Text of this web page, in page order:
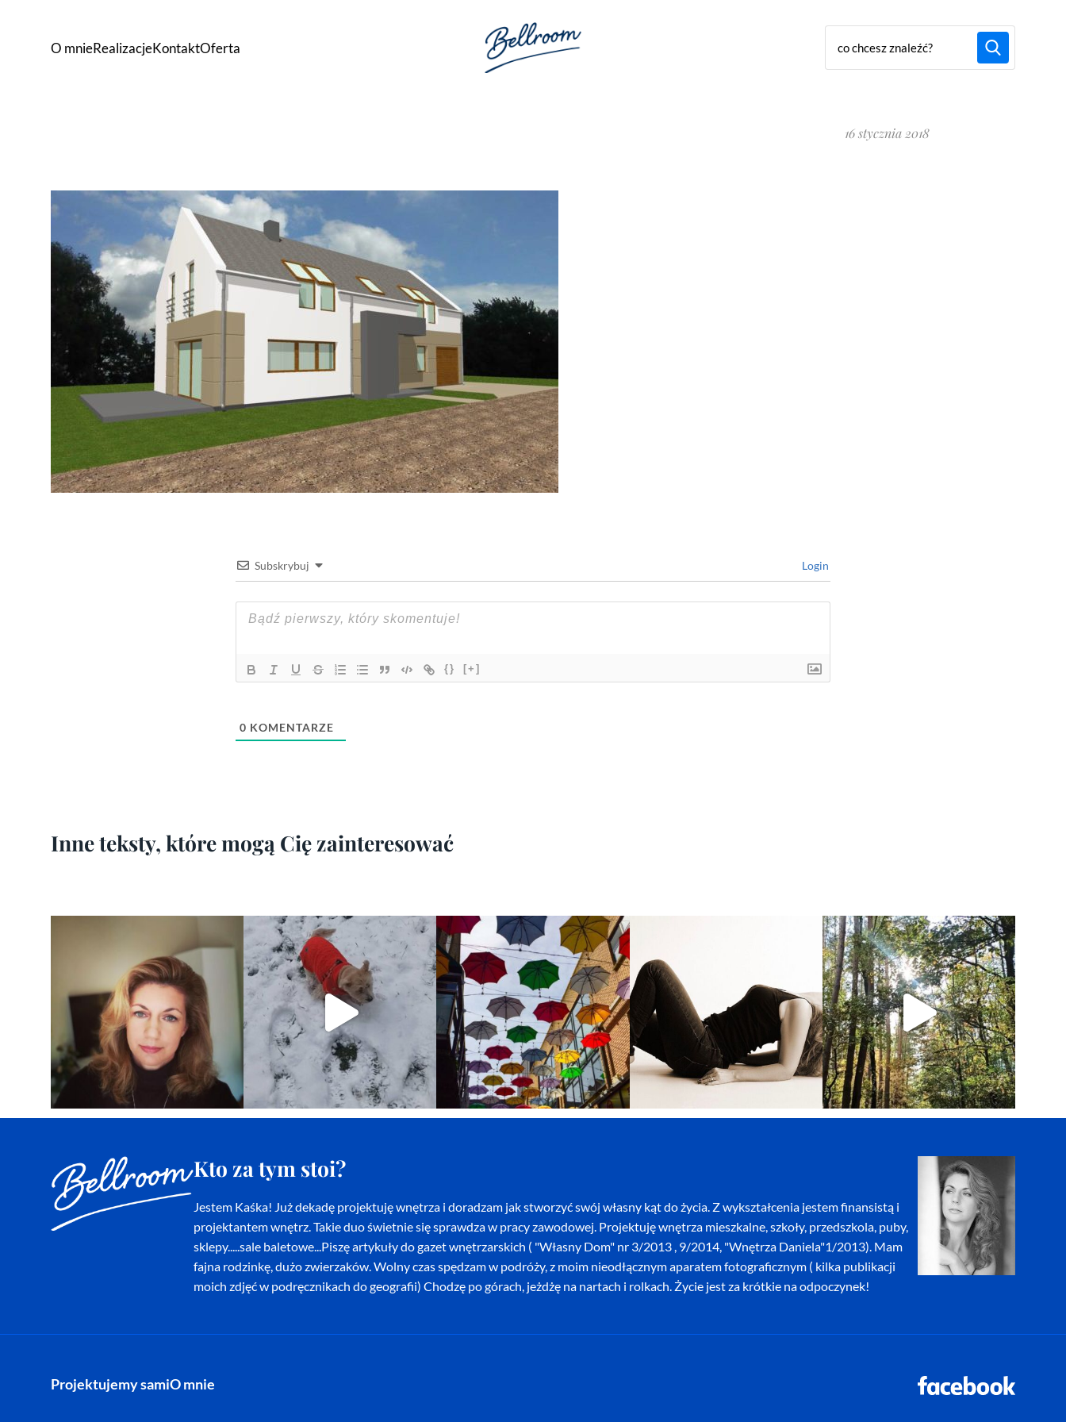
O mnieRealizacjeKontaktOferta
16 stycznia 2018
Subskrybuj Login
{} [+]
0 KOMENTARZE
Inne teksty, które mogą Cię zainteresować
Kto za tym stoi?
Jestem Kaśka! Już dekadę projektuję wnętrza i doradzam jak stworzyć swój własny kąt do życia. Z wykształcenia jestem finansistą i
projektantem wnętrz. Takie duo świetnie się sprawdza w pracy zawodowej. Projektuję wnętrza mieszkalne, szkoły, przedszkola, puby,
sklepy.....sale baletowe...Piszę artykuły do gazet wnętrzarskich ( "Własny Dom" nr 3/2013 , 9/2014, "Wnętrza Daniela"1/2013). Mam
fajna rodzinkę, dużo zwierzaków. Wolny czas spędzam w podróży, z moim nieodłącznym aparatem fotograficznym ( kilka publikacji
moich zdjęć w podręcznikach do geografii) Chodzę po górach, jeżdżę na nartach i rolkach. Życie jest za krótkie na odpoczynek!
Projektujemy samiO mnie